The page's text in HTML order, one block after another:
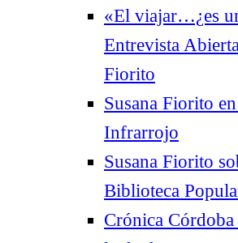
«El viajar…¿es
Entrevista
Fiorito
Susana Fiorito
Infrarrojo
Susana Fiorito
Biblioteca
Crónica